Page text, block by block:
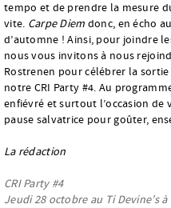
tempo et de prendre la mesure
vite. Carpe Diem donc, en écho
d’automne ! Ainsi, pour joindre
nous vous invitons à nous
Rostrenen pour célébrer la
notre CRI Party #4. Au
enfiévré et surtout l’occasion de
pause salvatrice pour goûter,
La rédaction
CRI Party #4
Jeudi 28 octobre au Ti Devine’s